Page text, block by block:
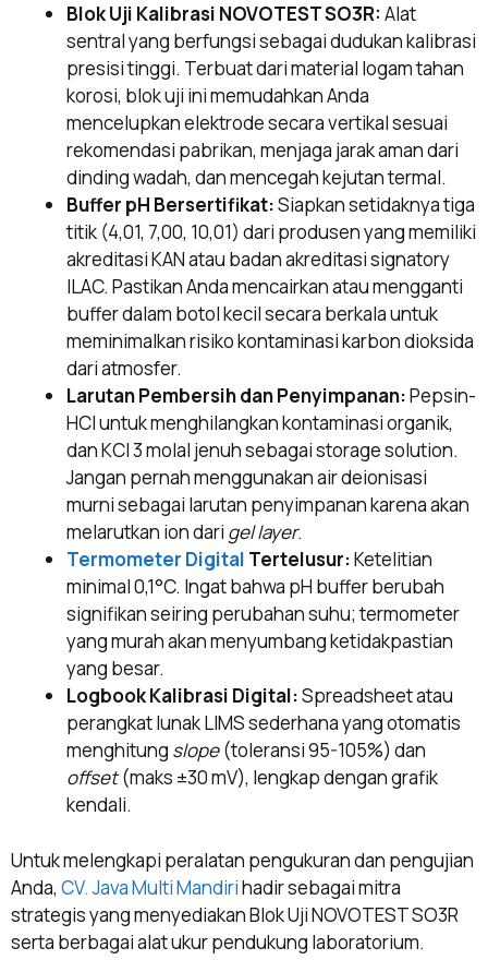
Blok Uji Kalibrasi NOVOTEST SO3R: Alat
sentral yang berfungsi sebagai dudukan kalibrasi
presisi tinggi. Terbuat dari material logam tahan
korosi, blok uji ini memudahkan Anda
mencelupkan elektrode secara vertikal sesuai
rekomendasi pabrikan, menjaga jarak aman dari
dinding wadah, dan mencegah kejutan termal.
Buffer pH Bersertifikat:Siapkan setidaknya tiga
titik (4,01, 7,00, 10,01) dari produsen yang memiliki
akreditasi KAN atau badan akreditasi signatory
ILAC. Pastikan Anda mencairkan atau mengganti
buffer dalam botol kecil secara berkala untuk
meminimalkan risiko kontaminasi karbon dioksida
dari atmosfer.
Larutan Pembersih dan Penyimpanan:Pepsin-
HCl untuk menghilangkan kontaminasi organik,
dan KCl 3 molal jenuh sebagai storage solution.
Jangan pernah menggunakan air deionisasi
murni sebagai larutan penyimpanan karena akan
melarutkan ion dari gel layer.
Termometer Digital Tertelusur:Ketelitian
minimal 0,1°C. Ingat bahwa pH buffer berubah
signifikan seiring perubahan suhu; termometer
yang murah akan menyumbang ketidakpastian
yang besar.
Logbook Kalibrasi Digital:Spreadsheet atau
perangkat lunak LIMS sederhana yang otomatis
menghitung slope(toleransi 95-105%) dan
offset(maks ±30 mV), lengkap dengan grafik
kendali.
Untuk melengkapi peralatan pengukuran dan pengujian
Anda, CV. Java Multi Mandirihadir sebagai mitra
strategis yang menyediakan Blok Uji NOVOTEST SO3R
serta berbagai alat ukur pendukung laboratorium.